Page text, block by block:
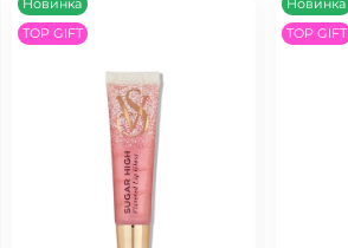
Новинка
TOP GIFT
Новинка
TOP GIFT